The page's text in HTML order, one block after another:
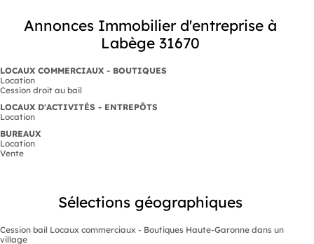
Annonces Immobilier d'entreprise à
Labège 31670
LOCAUX COMMERCIAUX - BOUTIQUES
Location
Cession droit au bail
LOCAUX D'ACTIVITÉS - ENTREPÔTS
Location
BUREAUX
Location
Vente
Sélections géographiques
Cession bail Locaux commerciaux - Boutiques Haute-Garonne dans un
village